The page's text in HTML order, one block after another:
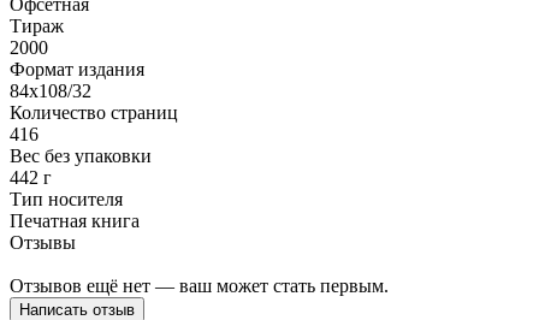
Тираж
2000
Формат издания
84x108/32
Количество страниц
416
Вес без упаковки
442 г
Тип носителя
Печатная книга
Отзывы
Отзывов ещё нет — ваш может стать первым.
Написать отзыв